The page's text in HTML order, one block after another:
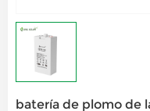
batería de plomo de